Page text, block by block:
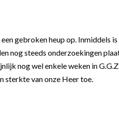
gebroken heup op. Inmiddels is
nog steeds onderzoekingen
nog wel enkele weken in
sterkte van onze Heer toe.